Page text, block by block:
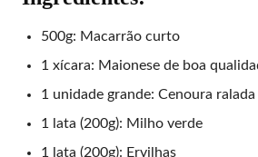
500g: Macarrão curto
1 xícara: Maionese de boa
1 unidade grande: Cenoura ralada
1 lata (200g): Milho verde
1 lata (200g): Ervilhas